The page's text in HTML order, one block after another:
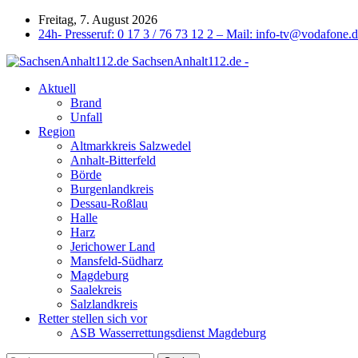
Freitag, 7. August 2026
24h- Presseruf: 0 17 3 / 76 73 12 2 – Mail: info-
SachsenAnhalt112.de -
Aktuell
Brand
Unfall
Region
Altmarkkreis Salzwedel
Anhalt-Bitterfeld
Börde
Burgenlandkreis
Dessau-Roßlau
Halle
Harz
Jerichower Land
Mansfeld-Südharz
Magdeburg
Saalekreis
Salzlandkreis
Retter stellen sich vor
ASB Wasserrettungsdienst Magdeburg